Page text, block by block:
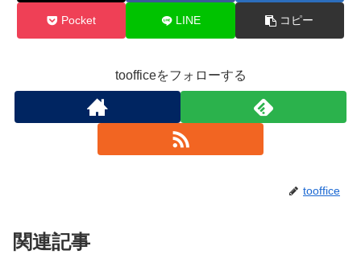
Pocket LINE コピー
toofficeをフォローする
tooffice
関連記事